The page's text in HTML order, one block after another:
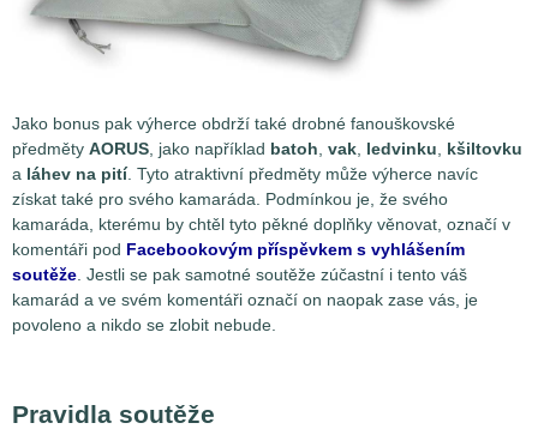
Jako bonus pak výherce obdrží také drobné fanouškovské
předměty AORUS, jako například batoh, vak, ledvinku, kšiltovku
a láhev na pití. Tyto atraktivní předměty může výherce navíc
získat také pro svého kamaráda. Podmínkou je, že svého
kamaráda, kterému by chtěl tyto pěkné doplňky věnovat, označí v
komentáři pod Facebookovým příspěvkem s vyhlášením
soutěže. Jestli se pak samotné soutěže zúčastní i tento váš
kamarád a ve svém komentáři označí on naopak zase vás, je
povoleno a nikdo se zlobit nebude.
Pravidla soutěže